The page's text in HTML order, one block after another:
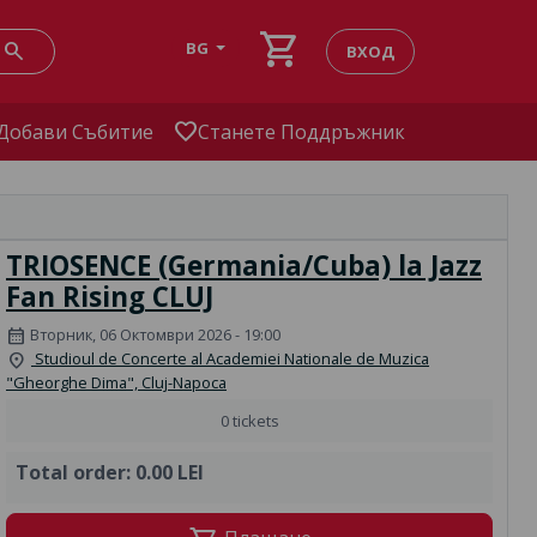
search BG shopping_cart ВХОД
Събитие favoriteСтанете Поддръжник
TRIOSENCE (Germania/Cuba) la Jazz
Fan Rising CLUJ
calendar_month Вторник, 06 Октомври 2026 - 19:00
location_on Studioul de Concerte al Academiei Nationale de Muzica
"Gheorghe Dima", Cluj-Napoca
0 tickets
Total order: 0.00 LEI